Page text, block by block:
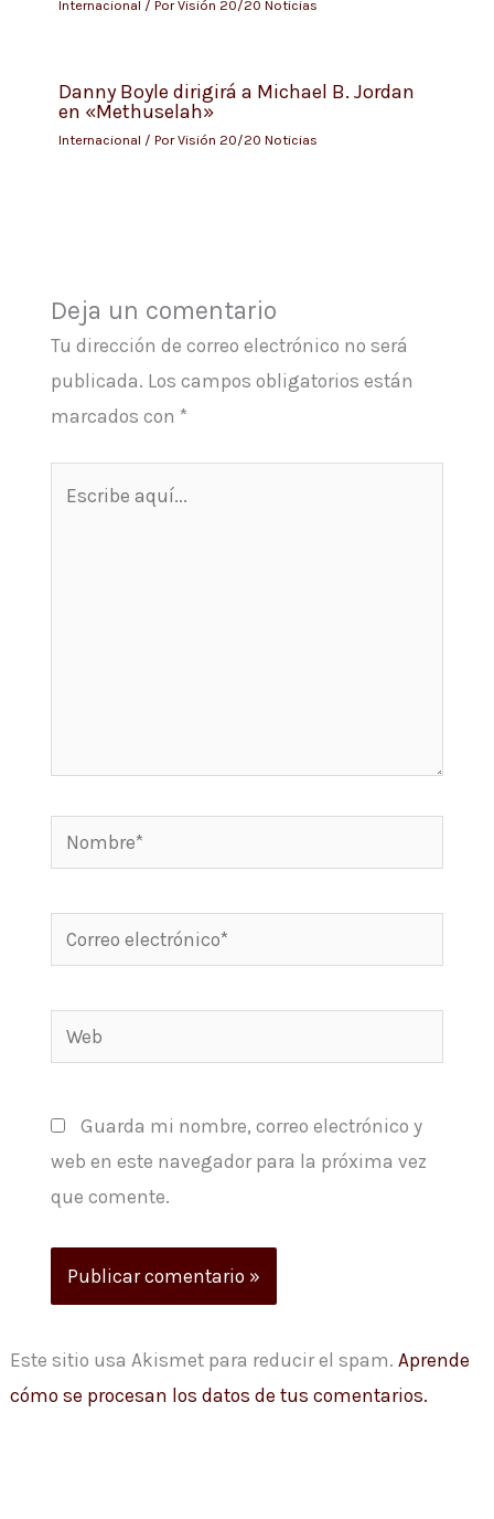
Internacional / PorVisión 20/20 Noticias
Danny Boyle dirigirá a Michael B. Jordan
en «Methuselah»
Internacional / PorVisión 20/20 Noticias
Deja un comentario
Tu dirección de correo electrónico no será
publicada. Los campos obligatorios están
marcados con *
Nombre*
Correo
electrónico*
Web
Guarda mi nombre, correo electrónico y
web en este navegador para la próxima vez
que comente.
Este sitio usa Akismet para reducir el spam.Aprende
cómo se procesan los datos de tus comentarios.